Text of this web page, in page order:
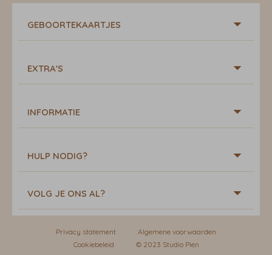
GEBOORTEKAARTJES
EXTRA'S
INFORMATIE
HULP NODIG?
VOLG JE ONS AL?
Privacy statement
Algemene voorwaarden
Cookiebeleid
© 2023 Studio Pien